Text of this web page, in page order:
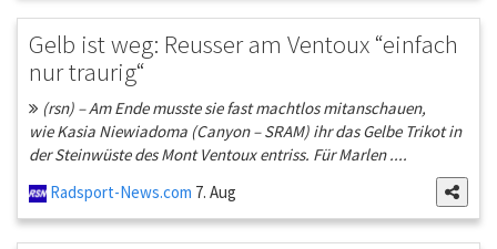
Gelb ist weg: Reusser am Ventoux “einfach
nur traurig“
(rsn) – Am Ende musste sie fast machtlos mitanschauen,
wie Kasia Niewiadoma (Canyon – SRAM) ihr das Gelbe Trikot in
der Steinwüste des Mont Ventoux entriss. Für Marlen ....
Radsport-News.com 7. Aug